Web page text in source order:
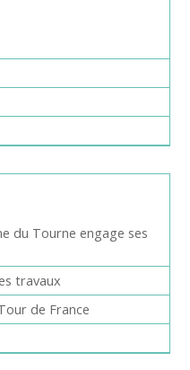
du Tourne engage ses
travaux
de France